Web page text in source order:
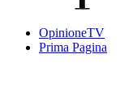
OpinioneTV
Prima Pagina